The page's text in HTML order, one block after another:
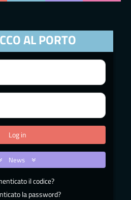
AL PORTO
News
il codice?
la password?